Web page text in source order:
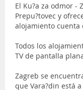
El Ku?a za odmor -
Prepu?tovec y
alojamiento cuenta
Todos los
TV de pantalla
Zagreb se
que Vara?din está